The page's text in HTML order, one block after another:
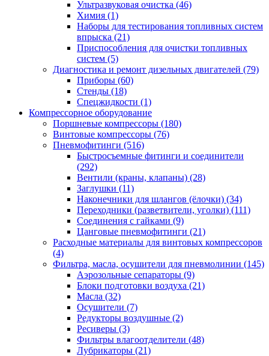
Ультразвуковая очистка (46)
Химия (1)
Наборы для тестирования топливных систем
впрыска (21)
Приспособления для очистки топливных
систем (5)
Диагностика и ремонт дизельных двигателей (79)
Приборы (60)
Стенды (18)
Спецжидкости (1)
Компрессорное оборудование
Поршневые компрессоры (180)
Винтовые компрессоры (76)
Пневмофитинги (516)
Быстросъемные фитинги и соединители
(292)
Вентили (краны, клапаны) (28)
Заглушки (11)
Наконечники для шлангов (ёлочки) (34)
Переходники (разветвители, уголки) (111)
Соединения с гайками (9)
Цанговые пневмофитинги (21)
Расходные материалы для винтовых компрессоров
(4)
Фильтра, масла, осушители для пневмолинии (145)
Аэрозольные сепараторы (9)
Блоки подготовки воздуха (21)
Масла (32)
Осушители (7)
Редукторы воздушные (2)
Ресиверы (3)
Фильтры влагоотделители (48)
Лубрикаторы (21)